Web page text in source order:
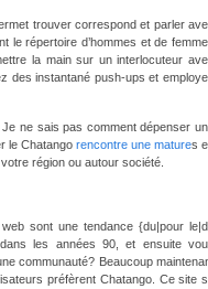
trouver correspond et parler
le répertoire d’hommes et de
la main sur un interlocuteur
des instantané push-ups et
ne sais pas comment dépenser
le Chatango rencontre une matures
région ou autour société.
sont une tendance {du|pour
les années 90, et ensuite
communauté? Beaucoup
préfèrent Chatango. Ce site